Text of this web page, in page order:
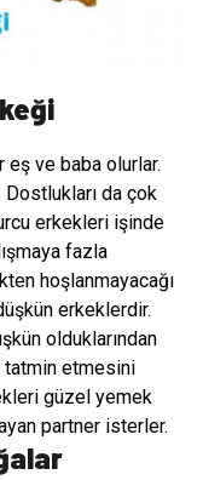
ve baba olurlar.
da çok
erkekleri işinde
fazla
hoşlanmayacağı
erkeklerdir.
olduklarından
tatmin etmesini
güzel yemek
partner isterler.